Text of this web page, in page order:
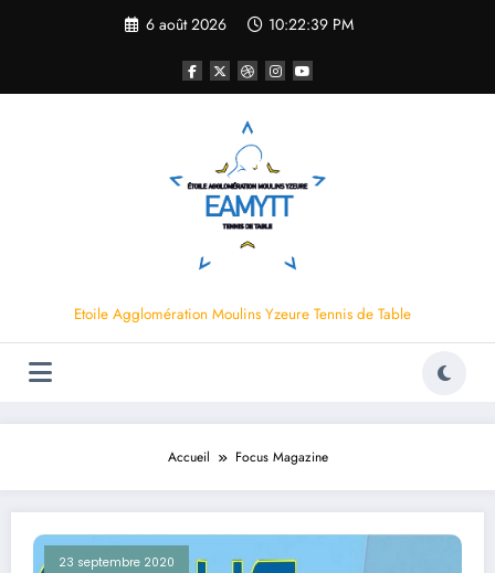
6 août 2026 10:22:39 PM
Etoile Agglomération Moulins Yzeure Tennis de Table
Accueil Focus Magazine
23 septembre 2020